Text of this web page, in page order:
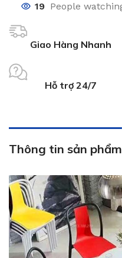
19 People
Giao Hàng Nhanh
Hỗ trợ 24/7
Thông tin sản phẩm